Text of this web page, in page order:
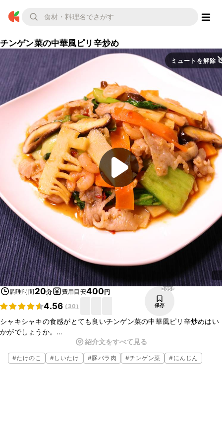
チンゲン菜の中華風ピリ辛炒め
ミュートを解除
調理時間 20分 費用目安400円
4.56 ( 30)
2858
保存
シャキシャキの食感がとても良いチンゲン菜の中華風ピリ辛炒めはい
かがでしょうか。
冷蔵庫の残り野菜を使って簡単にパパッと作れ、ご飯以外に、麺にも
よく合います。
忙しい時や、もう一品欲しい時などに、ぜひお試しくださいね。
紹介文をすべて見る
#たけのこ #しいたけ #豚バラ肉 #チンゲン菜 #にんじん